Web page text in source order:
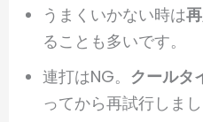
うまくいかない時は
ることも多いです。
連打はNG。 クールタ
ってから再試行しまし